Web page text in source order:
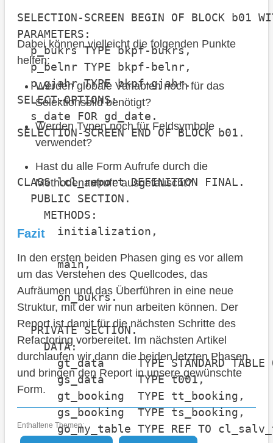
SELECTION-SCREEN BEGIN OF BLOCK b01
PARAMETERS:
p_bukrs TYPE bkpf-bukrs,
p_belnr TYPE bkpf-belnr,
p_gjahr TYPE bkpf-gjahr.
SELECT-OPTIONS:
s_date FOR gd_date.
SELECTION-SCREEN END OF BLOCK b01.
CLASS lcl_report DEFINITION FINAL.
PUBLIC SECTION.
METHODS:
initialization,
main,
on_bukrs.
PRIVATE SECTION.
DATA:
gt_data     TYPE STANDARD TABLE
gs_data     TYPE t001,
gt_booking  TYPE tt_booking,
gs_booking  TYPE ts_booking,
go_my_table TYPE REF TO
Dabei können vielleicht die folgenden Punkte
helfen:
Werden globale Variablen noch für das
Selektionsbild benötigt?
Werden Typen noch für Feldsymbole
verwendet?
Hast du alle Form Aufrufe durch die
Methodenaufrufe ausgetauscht?
Fazit
In den ersten beiden Phasen ging es vor allem
um das Verstehen des Quellcodes, das
Aufräumen und das Überführen in eine neue
Struktur, mit der wir nun arbeiten können. Der
Report ist damit für die nächsten Schritte des
Refactoring vorbereitet. Im nächsten Artikel
durchlaufen wir dann die beiden letzten Phasen
und bringen den Report in unsere gewünschte
Form.
Enthaltene Themen: